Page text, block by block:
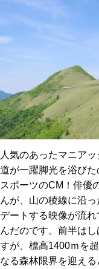
気のあったマニア
が一躍脚光を浴び
ポーツのCM！俳優
が、山の稜線に沿
ートする映像が流
だのです。前半はし
が、標高1400ｍを超
る森林限界を迎える